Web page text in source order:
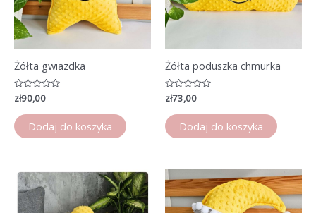
Żółta gwiazdka
Oceniono
0
na
5
zł90,00
Dodaj do koszyka
Żółta poduszka chmurka
Oceniono
0
na
5
zł73,00
Dodaj do koszyka